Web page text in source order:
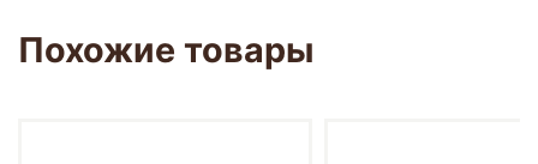
Похожие товары